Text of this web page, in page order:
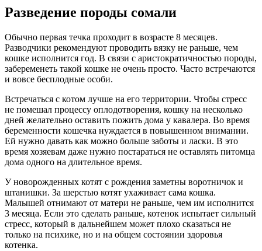
Разведение породы сомали
Обычно первая течка проходит в возрасте 8 месяцев.
Разводчики рекомендуют проводить вязку не раньше, чем
кошке исполнится год. В связи с аристократичностью породы,
забеременеть такой кошке не очень просто. Часто встречаются
и вовсе бесплодные особи.
Встречаться с котом лучше на его территории. Чтобы стресс
не помешал процессу оплодотворения, кошку на несколько
дней желательно оставить пожить дома у кавалера. Во время
беременности кошечка нуждается в повышенном внимании.
Ей нужно давать как можно больше заботы и ласки. В это
время хозяевам даже нужно постараться не оставлять питомца
дома одного на длительное время.
У новорожденных котят с рождения заметны воротничок и
штанишки. За шерстью котят ухаживает сама кошка.
Малышей отнимают от матери не раньше, чем им исполнится
3 месяца. Если это сделать раньше, котенок испытает сильный
стресс, который в дальнейшем может плохо сказаться не
только на психике, но и на общем состоянии здоровья
котенка.